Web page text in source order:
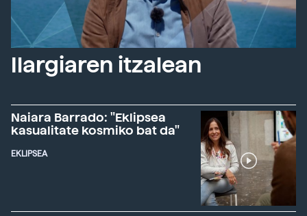
Ilargiaren itzalean
Naiara Barrado: "Eklipsea
kasualitate kosmiko bat da"
EKLIPSEA